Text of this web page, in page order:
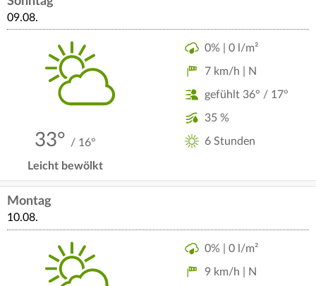
09.08.
33° / 16°
Leicht bewölkt
0% | 0 l/m²
7 km/h | N
gefühlt 36° / 17°
35 %
6 Stunden
Montag
10.08.
0% | 0 l/m²
9 km/h | N